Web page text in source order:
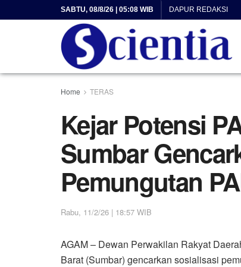
SABTU, 08/8/26 | 05:08 WIB DAPUR REDAKSI
Home TERAS
Kejar Potensi
Sumbar
Pemungutan
Rabu, 11/2/26 | 18:57 WIB
AGAM – Dewan Perwakilan Rakyat
Barat (Sumbar) gencarkan sosialisasi